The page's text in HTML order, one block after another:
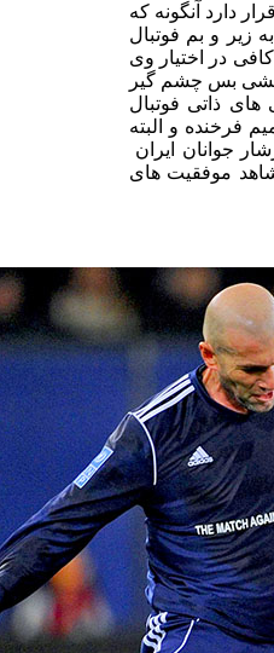
قرار دارد آنگونه که
زیر و بم فوتبال
در اختیار وی
بس چشم گیر
های ذاتی فوتبال
فرخنده و البته
جوانان ایران
موفقیت های